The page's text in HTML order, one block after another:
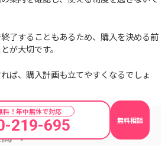
了することもあるため、購入を決める前
が大切です。
ば、購入計画も立てやすくなるでしょ
ンの風が臭い原因と解決法を
へ
料！年中無休で対応
219-695 無料相談